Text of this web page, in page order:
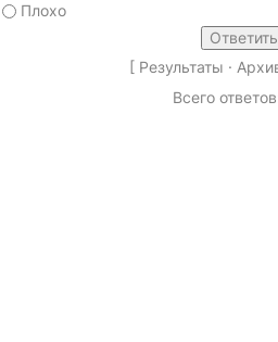
Плохо
[ Результаты ·
Всего